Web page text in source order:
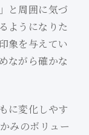
と周囲に気づ
ようになりた
象を与えてい
ながら確かな
に変化しやす
みのボリュー